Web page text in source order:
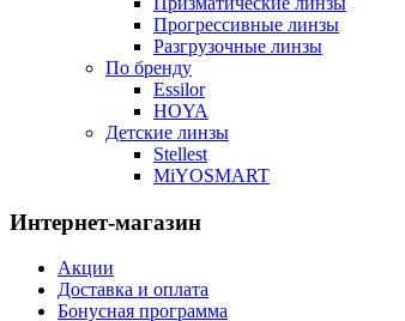
Прогрессивные линзы
Разгрузочные линзы
По бренду
Essilor
HOYA
Детские линзы
Stellest
MiYOSMART
Интернет-магазин
Акции
Доставка и оплата
Бонусная программа